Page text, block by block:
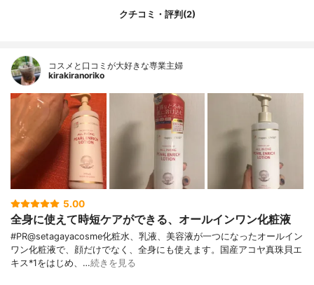
クチコミ・評判(2)
コスメと口コミが大好きな専業主婦
kirakiranoriko
5.00
全身に使えて時短ケアができる、オールインワン化粧液
#PR@setagayacosme化粧水、乳液、美容液が一つになったオールイン
ワン化粧液で、顔だけでなく、全身にも使えます。国産アコヤ真珠貝エ
キス*1をはじめ、…続きを見る